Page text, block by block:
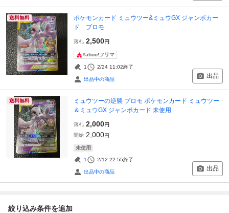
送料無料
ポケモンカード ミュウツー&ミュウGX ジャンボカー
ド プロモ
落札 2,500円
Yahoo!フリマ
1 2/24 11:02終了
出品中の商品 出品
送料無料
ミュウツーの逆襲 プロモ ポケモンカード ミュウツー
＆ミュウGX ジャンボカード 未使用
落札 2,000円
開始 2,000円
未使用
1 2/12 22:55終了
出品中の商品 出品
絞り込み条件を追加